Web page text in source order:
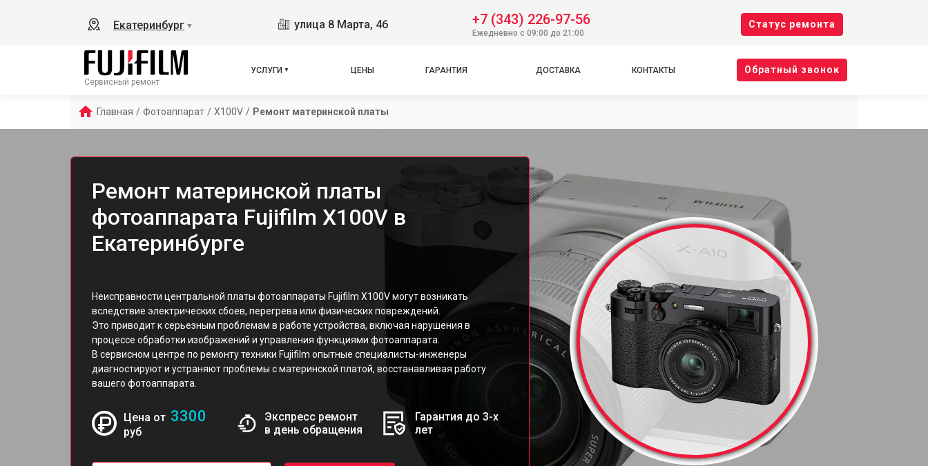
Екатеринбург ▼ улица 8 Марта, 46 +7 (343) 226-97-56
Ежедневно с 09:00 до 21:00
Cтатус ремонта
Сервисный ремонт
УСЛУГИ ЦЕНЫ ГАРАНТИЯ ДОСТАВКА КОНТАКТЫ Oбратный звонок
Главная / Фотоаппарат / X100V / Ремонт материнской платы
Ремонт материнской платы
фотоаппарата Fujifilm X100V в
Екатеринбурге
Неисправности центральной платы фотоаппараты Fujifilm X100V могут возникать
вследствие электрических сбоев, перегрева или физических повреждений.
Это приводит к серьезным проблемам в работе устройства, включая нарушения в
процессе обработки изображений и управления функциями фотоаппарата.
В сервисном центре по ремонту техники Fujifilm опытные специалисты-инженеры
диагностируют и устраняют проблемы с материнской платой, восстанавливая работу
вашего фотоаппарата.
Цена от 3300
руб
Экспресс ремонт
в день обращения
Гарантия до 3-х
лет